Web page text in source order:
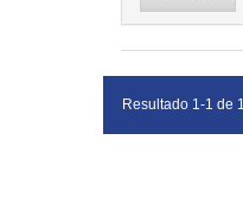
Resultado 1-1 de 1.